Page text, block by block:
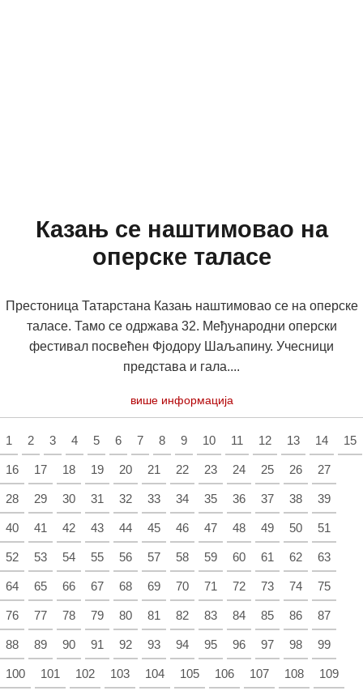
Казањ се наштимовао на
оперске таласе
Престоница Татарстана Казањ наштимовао се на оперске
таласе. Тамо се одржава 32. Међународни оперски
фестивал посвећен Фјодору Шаљапину. Учесници
представа и гала....
више информација
1 2 3 4 5 6 7 8 9 10 11 12 13 14 15
16 17 18 19 20 21 22 23 24 25 26 27
28 29 30 31 32 33 34 35 36 37 38 39
40 41 42 43 44 45 46 47 48 49 50 51
52 53 54 55 56 57 58 59 60 61 62 63
64 65 66 67 68 69 70 71 72 73 74 75
76 77 78 79 80 81 82 83 84 85 86 87
88 89 90 91 92 93 94 95 96 97 98 99
100 101 102 103 104 105 106 107 108 109